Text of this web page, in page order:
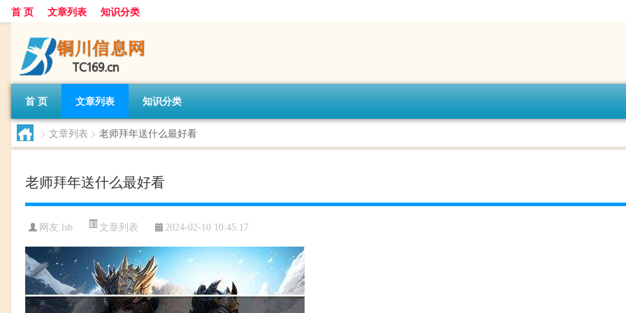
首 页 文章列表 知识分类
首 页 文章列表 知识分类
> 文章列表 > 老师拜年送什么最好看
老师拜年送什么最好看
网友: lsb 文章列表 2024-02-10 10:45:17